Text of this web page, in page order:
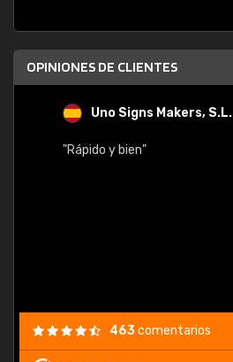
OPINIONES DE CLIENTES
Uno Signs Makers, S.L.
"Rápido y bien"
463comentarios